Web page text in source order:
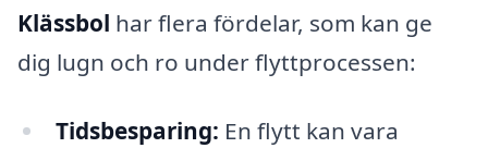
Klässbol har flera fördelar, som kan ge
dig lugn och ro under flyttprocessen:
Tidsbesparing: En flytt kan vara